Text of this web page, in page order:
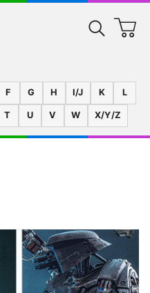
F G H I/J K L
T U V W X/Y/Z